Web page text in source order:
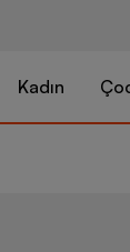
Kadın